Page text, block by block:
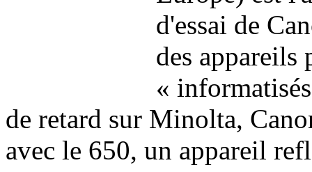
d'essai de
des
«
de retard sur Minolta,
avec le 650, un appareil